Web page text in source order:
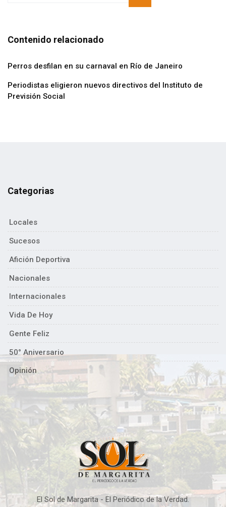
Contenido relacionado
Perros desfilan en su carnaval en Río de Janeiro
Periodistas eligieron nuevos directivos del Instituto de
Previsión Social
Categorias
Locales
Sucesos
Afición Deportiva
Nacionales
Internacionales
Vida De Hoy
Gente Feliz
50° Aniversario
Opinión
El Sol de Margarita - El Periódico de la Verdad.